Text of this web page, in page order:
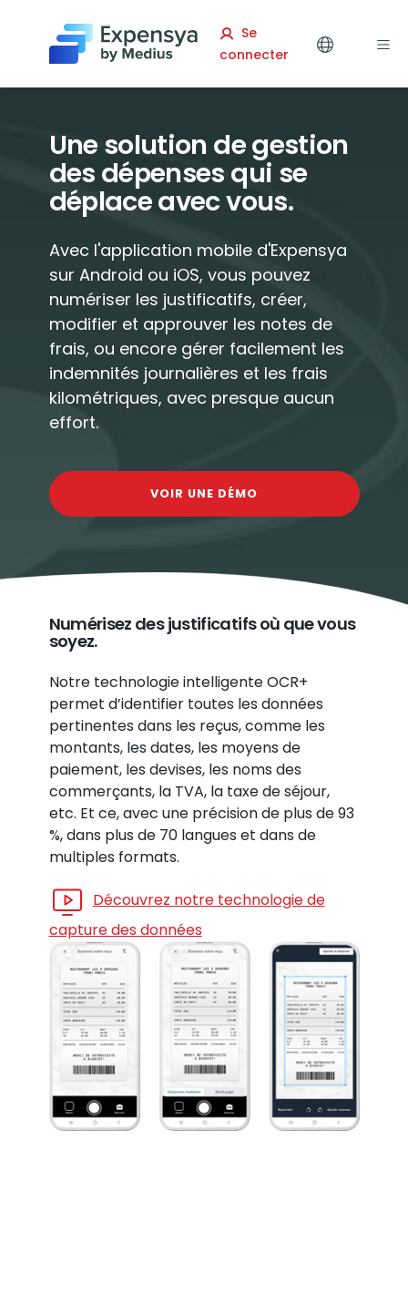
Expensya
Se
connecter
Une solution de gestion
des dépenses qui se
déplace avec vous.
Avec l'application mobile d'Expensya
sur Android ou iOS, vous pouvez
numériser les justificatifs, créer,
modifier et approuver les notes de
frais, ou encore gérer facilement les
indemnités journalières et les frais
kilométriques, avec presque aucun
effort.
VOIR UNE DÉMO
Numérisez des justificatifs où que vous
soyez.
Notre technologie intelligente OCR+
permet d’identifier toutes les données
pertinentes dans les reçus, comme les
montants, les dates, les moyens de
paiement, les devises, les noms des
commerçants, la TVA, la taxe de séjour,
etc. Et ce, avec une précision de plus de 93
%, dans plus de 70 langues et dans de
multiples formats.
Découvrez notre technologie de
capture des données